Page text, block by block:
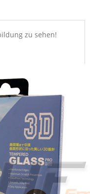
zu sehen!